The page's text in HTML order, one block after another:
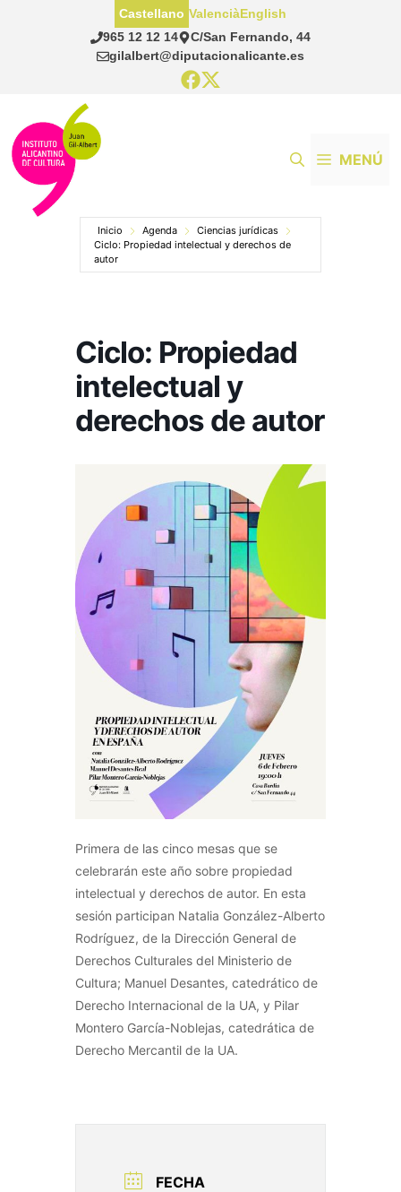
965 12 12 14
C/San Fernando, 44
gilalbert@diputacionalicante.es
Castellano ValenciàEnglish
MENÚ
Inicio Agenda
Ciencias jurídicas
Ciclo: Propiedad intelectual y derechos de
autor
Ciclo: Propiedad
intelectual y
derechos de autor
Primera de las cinco mesas que se
celebrarán este año sobre propiedad
intelectual y derechos de autor. En esta
sesión participan Natalia González-Alberto
Rodríguez, de la Dirección General de
Derechos Culturales del Ministerio de
Cultura; Manuel Desantes, catedrático de
Derecho Internacional de la UA, y Pilar
Montero García-Noblejas, catedrática de
Derecho Mercantil de la UA.
FECHA